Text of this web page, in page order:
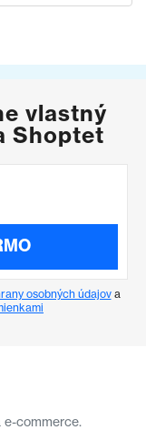
vlastný
Shoptet
osobných údajova
commerce.